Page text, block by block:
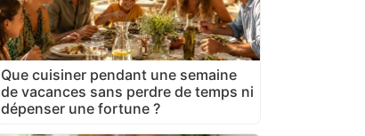
Que cuisiner pendant une semaine
de vacances sans perdre de temps ni
dépenser une fortune ?